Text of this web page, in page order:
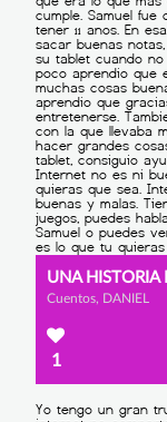
UNA HISTORIA
Cuentos, DANIEL
1